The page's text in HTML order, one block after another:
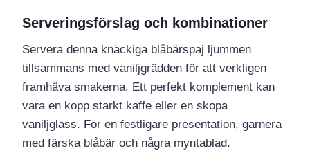
Serveringsförslag och kombinationer
Servera denna knäckiga blåbärspaj ljummen
tillsammans med vaniljgrädden för att verkligen
framhäva smakerna. Ett perfekt komplement kan
vara en kopp starkt kaffe eller en skopa
vaniljglass. För en festligare presentation, garnera
med färska blåbär och några myntablad.